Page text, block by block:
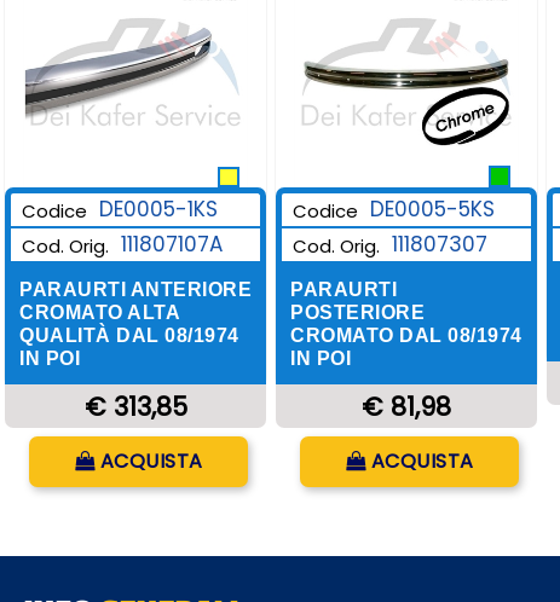
Codice DE0005-1KS
Cod. Orig. 111807107A
PARAURTI ANTERIORE
CROMATO ALTA
QUALITÀ DAL 08/1974
IN POI
€ 313,85
Quantità
ACQUISTA
Codice DE0005-5KS
Cod. Orig. 111807307
PARAURTI
POSTERIORE
CROMATO DAL 08/1974
IN POI
€ 81,98
Quantità
ACQUISTA